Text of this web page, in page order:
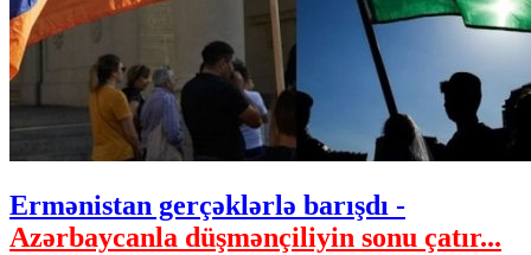
Ermənistan gerçəklərlə barışdı -
Azərbaycanla düşmənçiliyin sonu çatır...